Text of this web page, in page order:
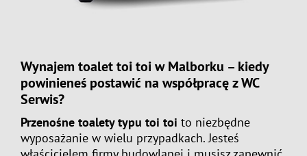
Wynajem toalet toi toi w Malborku – kiedy
powinieneś postawić na współpracę z WC
Serwis?
Przenośne toalety typu toi toi to niezbędne
wyposażanie w wielu przypadkach. Jesteś